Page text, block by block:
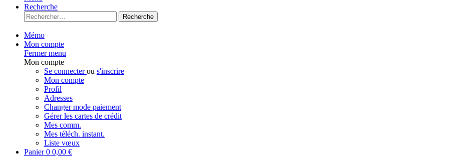
Recherche
Recherche
Mémo
Mon compte
Fermer menu
Mon compte
Se connecterou s'inscrire
Mon compte
Profil
Adresses
Changer mode paiement
Gérer les cartes de crédit
Mes comm.
Mes téléch. instant.
Liste vœux
Panier0 0,00 €